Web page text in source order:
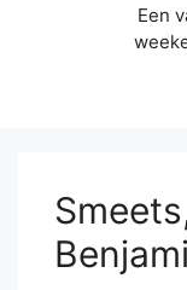
Een